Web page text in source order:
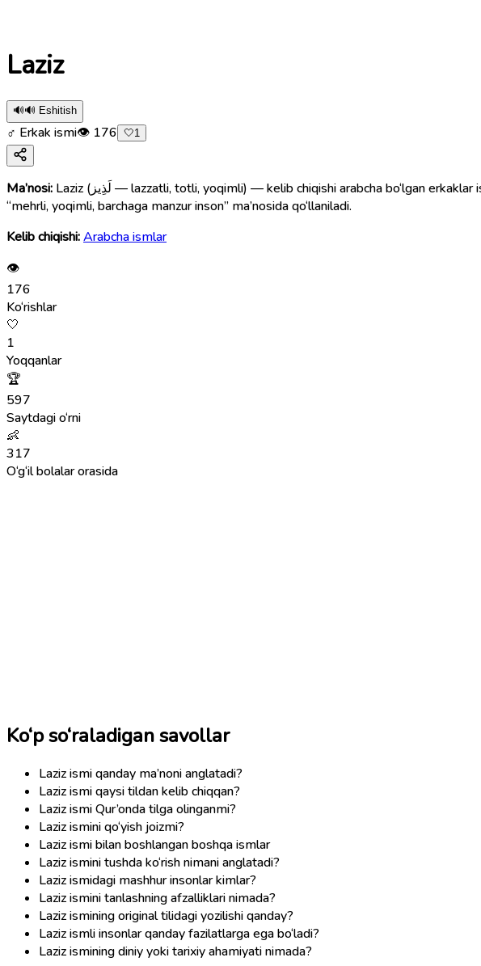
Laziz
🔊🔊 Eshitish
♂ Erkak ismi👁 176 🤍1
Ma’nosi: Laziz (لَذِيز‎ — lazzatli, totli, yoqimli) — kelib chiqishi arabcha bo‘lgan erkaklar ismi. Bu so‘z “yoqimli”, “lazzatli”, “yoqimtoy”, “yoqimli fe’lli” degan ma’nolarni bildiradi. Shu sababli Laziz ismi
“mehrli, yoqimli, barchaga manzur inson” ma’nosida qo‘llaniladi.
Kelib chiqishi:Arabcha ismlar
👁
176
Ko‘rishlar
🤍
1
Yoqqanlar
🏆
597
Saytdagi o‘rni
👶
317
O‘g‘il bolalar orasida
Ko‘p so‘raladigan savollar
Laziz ismi qanday ma’noni anglatadi?
Laziz ismi qaysi tildan kelib chiqqan?
Laziz ismi Qur’onda tilga olinganmi?
Laziz ismini qo‘yish joizmi?
Laziz ismi bilan boshlangan boshqa ismlar
Laziz ismini tushda ko‘rish nimani anglatadi?
Laziz ismidagi mashhur insonlar kimlar?
Laziz ismini tanlashning afzalliklari nimada?
Laziz ismining original tilidagi yozilishi qanday?
Laziz ismli insonlar qanday fazilatlarga ega bo‘ladi?
Laziz ismining diniy yoki tarixiy ahamiyati nimada?